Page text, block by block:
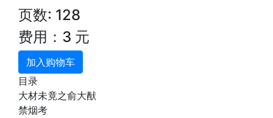
页数: 128
费用：3 元
加入购物车
目录
大材未竟之俞大猷
禁烟考